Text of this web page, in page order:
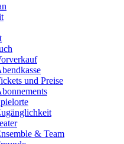
und Preise
& Team